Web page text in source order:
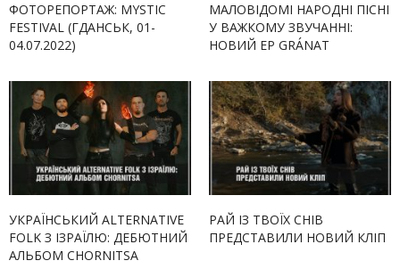
ФОТОРЕПОРТАЖ: MYSTIC
FESTIVAL (ГДАНСЬК, 01-
04.07.2022)
МАЛОВІДОМІ НАРОДНІ ПІСНІ
У ВАЖКОМУ ЗВУЧАННІ:
НОВИЙ EP GRÁNAT
УКРАЇНСЬКИЙ ALTERNATIVE
FOLK З ІЗРАЇЛЮ: ДЕБЮТНИЙ
АЛЬБОМ CHORNITSA
РАЙ ІЗ ТВОЇХ СНІВ
ПРЕДСТАВИЛИ НОВИЙ КЛІП